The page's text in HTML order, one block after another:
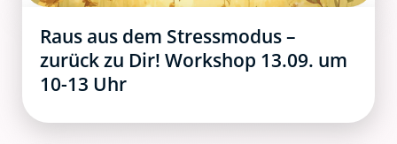
Raus aus dem Stressmodus –
zurück zu Dir! Workshop 13.09. um
10-13 Uhr